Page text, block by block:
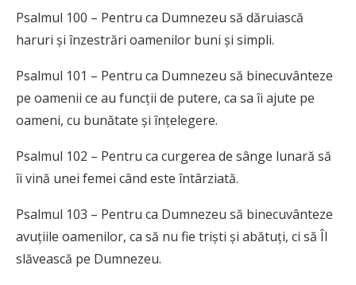
Psalmul 100 – Pentru ca Dumnezeu să dăruiască
haruri și înzestrări oamenilor buni și simpli.
Psalmul 101 – Pentru ca Dumnezeu să binecuvânteze
pe oamenii ce au funcții de putere, ca sa îi ajute pe
oameni, cu bunătate și înțelegere.
Psalmul 102 – Pentru ca curgerea de sânge lunară să
îi vină unei femei când este întârziată.
Psalmul 103 – Pentru ca Dumnezeu să binecuvânteze
avuțiile oamenilor, ca să nu fie triști și abătuți, ci să Îl
slăvească pe Dumnezeu.